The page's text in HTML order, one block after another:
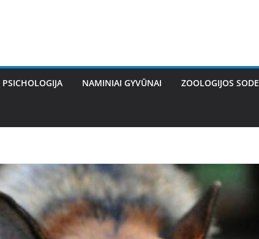
PSICHOLOGIJA NAMINIAI GYVŪNAI ZOOLOGIJOS SODE